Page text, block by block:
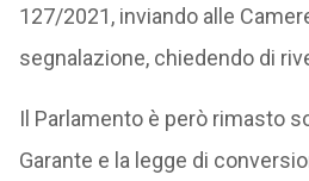
127/2021, inviando alle
segnalazione, chiedendo di
Il Parlamento è però rimasto
Garante e la legge di